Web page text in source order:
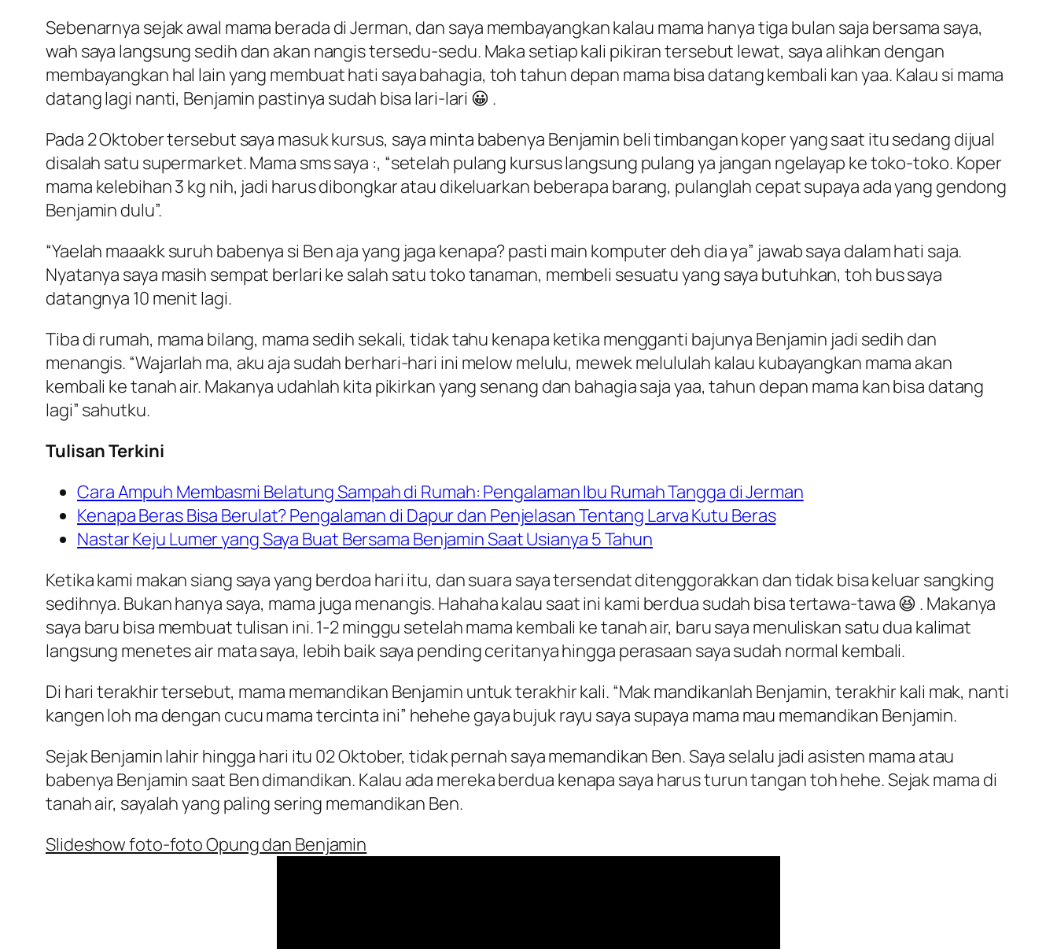
Sebenarnya sejak awal mama berada di Jerman, dan saya membayangkan kalau mama hanya tiga bulan saja bersama saya,
wah saya langsung sedih dan akan nangis tersedu-sedu. Maka setiap kali pikiran tersebut lewat, saya alihkan dengan
membayangkan hal lain yang membuat hati saya bahagia, toh tahun depan mama bisa datang kembali kan yaa. Kalau si mama
datang lagi nanti, Benjamin pastinya sudah bisa lari-lari 😀 .
Pada 2 Oktober tersebut saya masuk kursus, saya minta babenya Benjamin beli timbangan koper yang saat itu sedang dijual
disalah satu supermarket. Mama sms saya :, “setelah pulang kursus langsung pulang ya jangan ngelayap ke toko-toko. Koper
mama kelebihan 3 kg nih, jadi harus dibongkar atau dikeluarkan beberapa barang, pulanglah cepat supaya ada yang gendong
Benjamin dulu”.
“Yaelah maaakk suruh babenya si Ben aja yang jaga kenapa? pasti main komputer deh dia ya” jawab saya dalam hati saja.
Nyatanya saya masih sempat berlari ke salah satu toko tanaman, membeli sesuatu yang saya butuhkan, toh bus saya
datangnya 10 menit lagi.
Tiba di rumah, mama bilang, mama sedih sekali, tidak tahu kenapa ketika mengganti bajunya Benjamin jadi sedih dan
menangis. “Wajarlah ma, aku aja sudah berhari-hari ini melow melulu, mewek melululah kalau kubayangkan mama akan
kembali ke tanah air. Makanya udahlah kita pikirkan yang senang dan bahagia saja yaa, tahun depan mama kan bisa datang
lagi” sahutku.
Tulisan Terkini
Cara Ampuh Membasmi Belatung Sampah di Rumah: Pengalaman Ibu Rumah Tangga di Jerman
Kenapa Beras Bisa Berulat? Pengalaman di Dapur dan Penjelasan Tentang Larva Kutu Beras
Nastar Keju Lumer yang Saya Buat Bersama Benjamin Saat Usianya 5 Tahun
Ketika kami makan siang saya yang berdoa hari itu, dan suara saya tersendat ditenggorakkan dan tidak bisa keluar sangking
sedihnya. Bukan hanya saya, mama juga menangis. Hahaha kalau saat ini kami berdua sudah bisa tertawa-tawa 😆 . Makanya
saya baru bisa membuat tulisan ini. 1-2 minggu setelah mama kembali ke tanah air, baru saya menuliskan satu dua kalimat
langsung menetes air mata saya, lebih baik saya pending ceritanya hingga perasaan saya sudah normal kembali.
Di hari terakhir tersebut, mama memandikan Benjamin untuk terakhir kali. “Mak mandikanlah Benjamin, terakhir kali mak, nanti
kangen loh ma dengan cucu mama tercinta ini” hehehe gaya bujuk rayu saya supaya mama mau memandikan Benjamin.
Sejak Benjamin lahir hingga hari itu 02 Oktober, tidak pernah saya memandikan Ben. Saya selalu jadi asisten mama atau
babenya Benjamin saat Ben dimandikan. Kalau ada mereka berdua kenapa saya harus turun tangan toh hehe. Sejak mama di
tanah air, sayalah yang paling sering memandikan Ben.
Slideshow foto-foto Opung dan Benjamin